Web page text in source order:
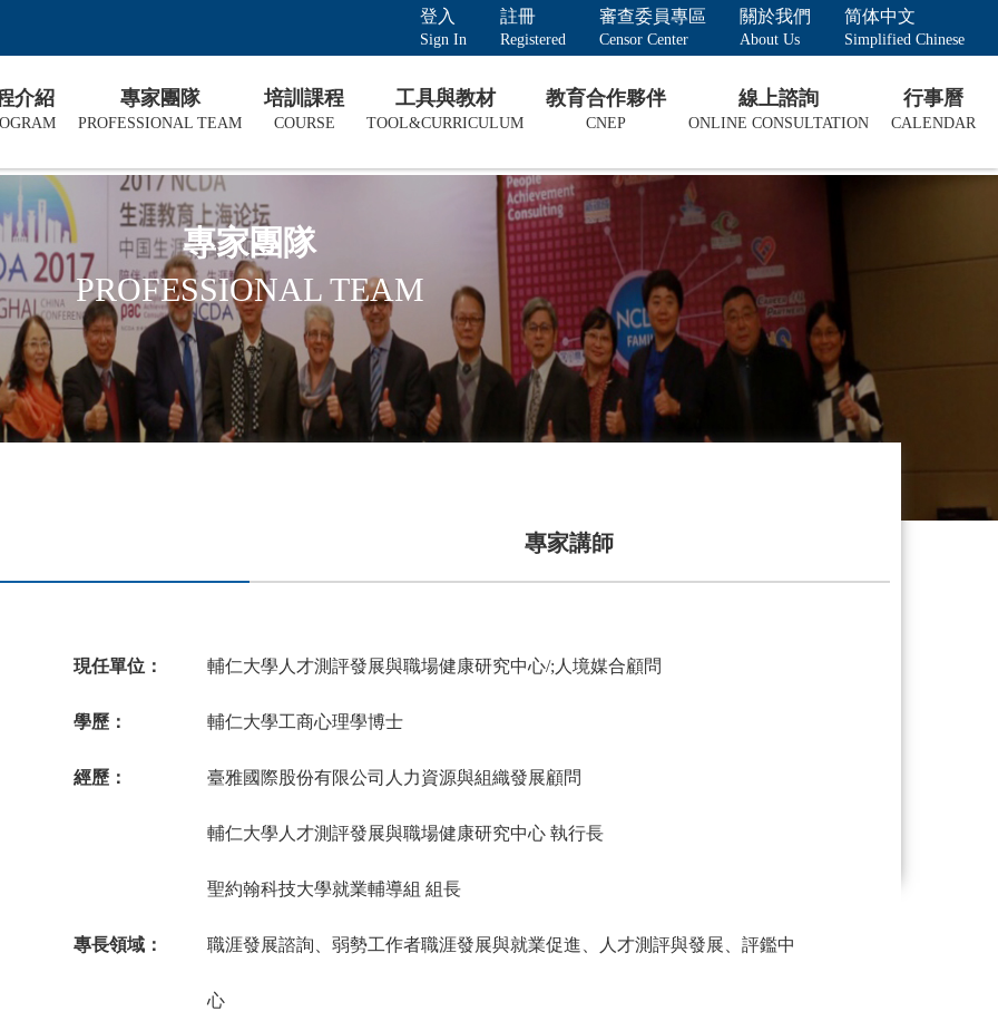
登入
Sign In
註冊
Registered
審查委員專區
Censor Center
關於我們
About Us
简体中文
Simplified Chinese
介紹 專家團隊
PROFESSIONAL TEAM
培訓課程
COURSE
工具與教材
TOOL&CURRICULUM
教育合作夥伴
CNEP
線上諮詢
ONLINE CONSULTATION
行事曆
CALENDAR
專家團隊
PROFESSIONAL TEAM
專家講師
現任單位： 輔仁大學人才測評發展與職場健康研究中心/;人境媒合顧問
學歷： 輔仁大學工商心理學博士
經歷： 臺雅國際股份有限公司人力資源與組織發展顧問
輔仁大學人才測評發展與職場健康研究中心 執行長
聖約翰科技大學就業輔導組 組長
專長領域： 職涯發展諮詢、弱勢工作者職涯發展與就業促進、人才測評與發展、評鑑中
心